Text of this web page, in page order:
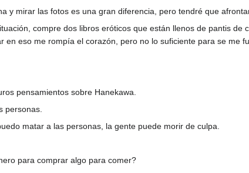
y mirar las fotos es una gran diferencia, pero tendré que
compre dos libros eróticos que están llenos de pantis
en eso me rompía el corazón, pero no lo suficiente para se me
pensamientos sobre Hanekawa.
personas.
matar a las personas, la gente puede morir de culpa.
para comprar algo para comer?